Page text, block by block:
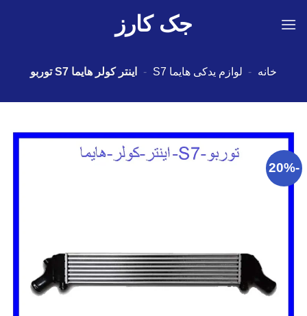
جک کارز
خانه - لوازم یدکی هایما S7 - اینتر کولر هایما S7 توربو
-20%